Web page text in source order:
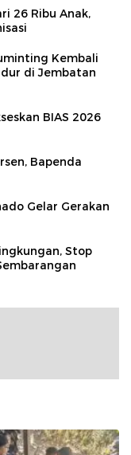
26 Ribu Anak,
Kembali
di Jembatan
BIAS 2026
Bapenda
Gelar Gerakan
Stop